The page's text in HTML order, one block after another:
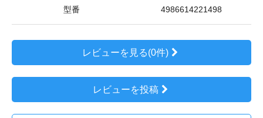
型番 4986614221498
レビューを見る(0件)
レビューを投稿